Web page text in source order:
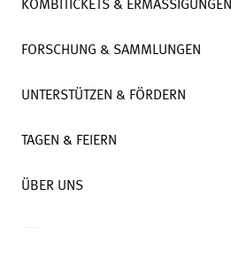
KOMBITICKETS & ERMÄSSIGUNGEN
FORSCHUNG & SAMMLUNGEN
UNTERSTÜTZEN & FÖRDERN
TAGEN & FEIERN
ÜBER UNS